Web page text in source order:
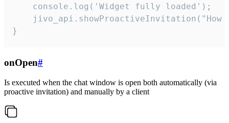
    console.log('Widget fully loaded');
jivo_api.showProactiveInvitation("How
}
onOpen#
Is executed when the chat window is open both automatically (via
proactive invitation) and manually by a client